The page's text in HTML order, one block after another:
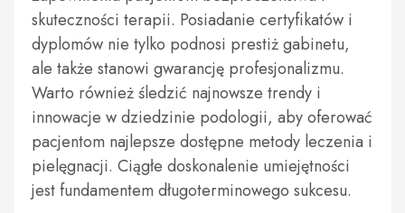
skuteczności terapii. Posiadanie certyfikatów i
dyplomów nie tylko podnosi prestiż gabinetu,
ale także stanowi gwarancję profesjonalizmu.
Warto również śledzić najnowsze trendy i
innowacje w dziedzinie podologii, aby oferować
pacjentom najlepsze dostępne metody leczenia i
pielęgnacji. Ciągłe doskonalenie umiejętności
jest fundamentem długoterminowego sukcesu.